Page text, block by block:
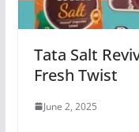
Tata Salt
Fresh Twist
June 2, 2025